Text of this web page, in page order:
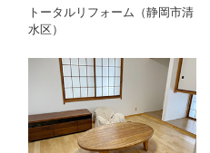
トータルリフォーム（静岡市清
水区）